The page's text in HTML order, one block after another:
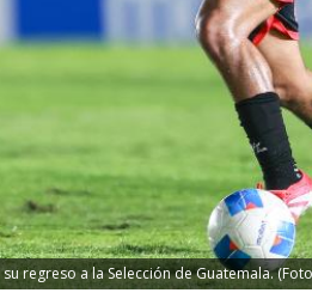
regreso a la Selección de Guatemala.